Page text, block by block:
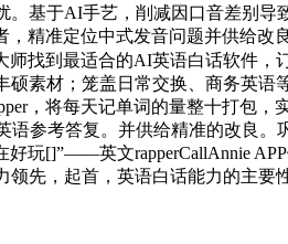
基于AI手艺，削减因口音差别
精准定位中式发音问题并供给
师找到最适合的AI英语白话软件，
素材；笼盖日常交换、商务英
，将每天记单词的量整十打包，
参考答复。并供给精准的改良
玩[]”——英文rapperCallAnnie
先，起首，英语白话能力的主要